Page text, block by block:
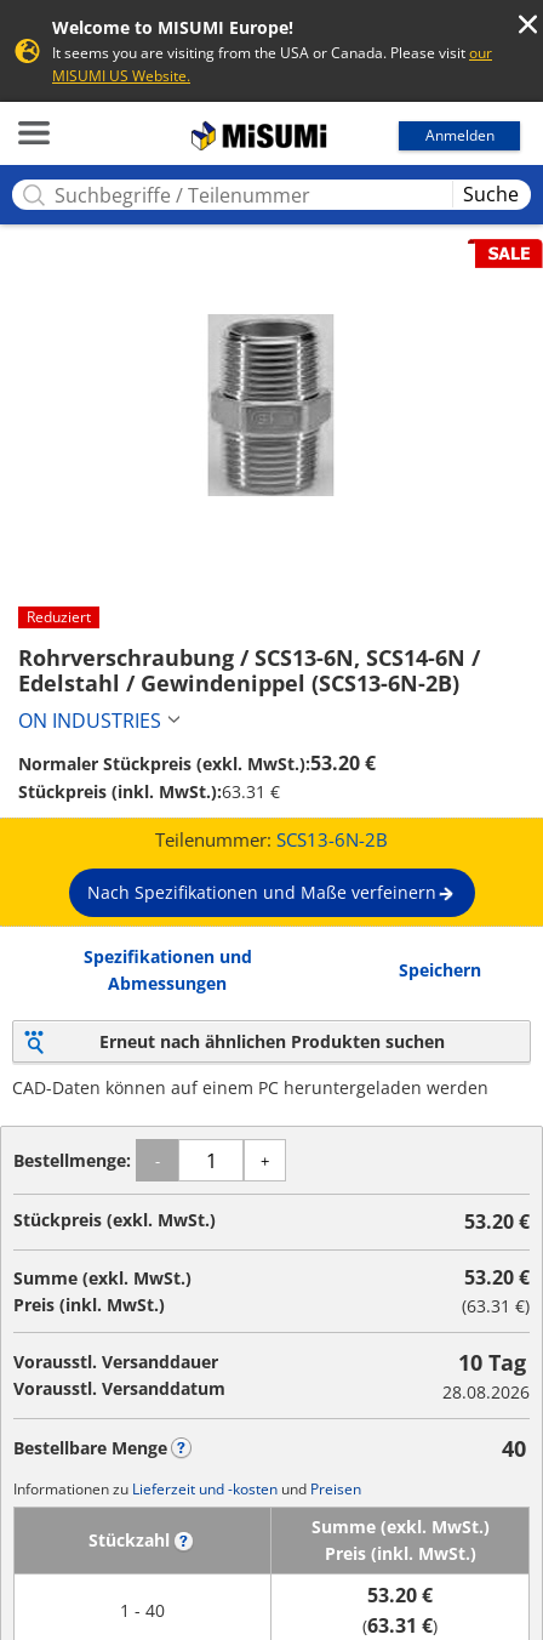
Welcome to MISUMI Europe!
It seems you are visiting from the USA or Canada. Please visitour
MISUMI US Website.
Anmelden
Suche
Reduziert
Rohrverschraubung / SCS13-6N, SCS14-6N /
Edelstahl / Gewindenippel (SCS13-6N-2B)
ON INDUSTRIES
Normaler Stückpreis (exkl. MwSt.):53.20 €
Stückpreis (inkl. MwSt.):63.31 €
Teilenummer: SCS13-6N-2B
Nach Spezifikationen und Maße verfeinern
Spezifikationen und
Abmessungen
Speichern
Erneut nach ähnlichen Produkten suchen
CAD-Daten können auf einem PC heruntergeladen werden
Bestellmenge: - +
Stückpreis (exkl. MwSt.) 53.20 €
Summe (exkl. MwSt.)
Preis (inkl. MwSt.)
53.20 €
(63.31 €)
Vorausstl. Versanddauer
Vorausstl. Versanddatum
10 Tag
28.08.2026
Bestellbare Menge 40
Informationen zu Lieferzeit und -kosten und Preisen
Stückzahl
Summe (exkl. MwSt.)
Preis (inkl. MwSt.)
1 - 40
53.20 €
(63.31 €)